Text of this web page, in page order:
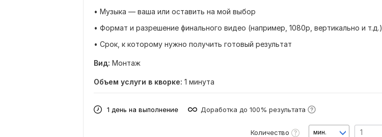
• Музыка — ваша или оставить на мой выбор
• Формат и разрешение финального видео (например, 1080p, вертикально и т.д.)
• Срок, к которому нужно получить готовый результат
Вид: Монтаж
Объем услуги в кворке: 1 минута
1 день на выполнение Доработка до 100% результата
Количество мин.